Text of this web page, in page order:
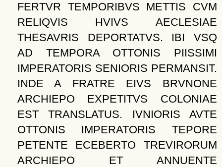
FERTVR TEMPORIBVS METTIS CVM
RELIQVIS HVIVS AECLESIAE
THESAVRIS DEPORTATVS. IBI VSQ
AD TEMPORA OTTONIS PIISSIMI
IMPERATORIS SENIORIS PERMANSIT.
INDE A FRATRE EIVS BRVNONE
ARCHIEPO EXPETITVS COLONIAE
EST TRANSLATUS. IVNIORIS AVTE
OTTONIS IMPERATORIS TEPORE
PETENTE ECEBERTO TREVIRORUM
ARCHIEPO ET ANNUENTE